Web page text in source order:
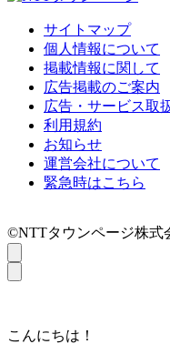
サイトマップ
個人情報について
掲載情報に関して
広告掲載のご案内
広告・サービス取
利用規約
お知らせ
運営会社について
緊急時はこちら
©NTTタウンページ株式
こんにちは！